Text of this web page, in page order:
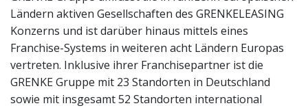
Ländern aktiven Gesellschaften des GRENKELEASING
Konzerns und ist darüber hinaus mittels eines
Franchise-Systems in weiteren acht Ländern Europas
vertreten. Inklusive ihrer Franchisepartner ist die
GRENKE Gruppe mit 23 Standorten in Deutschland
sowie mit insgesamt 52 Standorten international